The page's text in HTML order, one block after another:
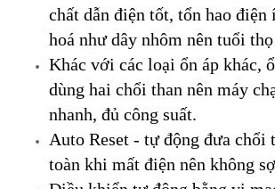
chất dẫn điện tốt, tổn hao
hoá như dây nhôm nên tuổi
Khác với các loại ổn áp khác,
dùng hai chổi than nên máy
nhanh, đủ công suất.
Auto Reset - tự động đưa chổi
toàn khi mất điện nên không